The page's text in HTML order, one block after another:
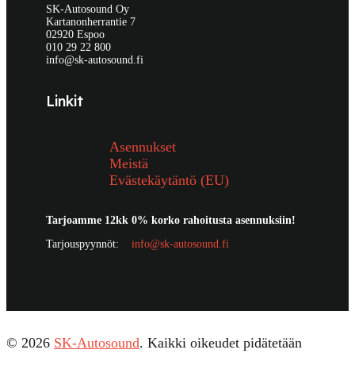
SK-Autosound Oy
Kartanonherrantie 7
02920 Espoo
010 29 22 800
info@sk-autosound.fi
Linkit
Asennukset
Meistä
Evästekäytäntö (EU)
Tarjoamme 12kk 0% korko rahoitusta asennuksiin!
Tarjouspyynnöt: info@sk-autosound.fi
© 2026 SK-Autosound. Kaikki oikeudet pidätetään